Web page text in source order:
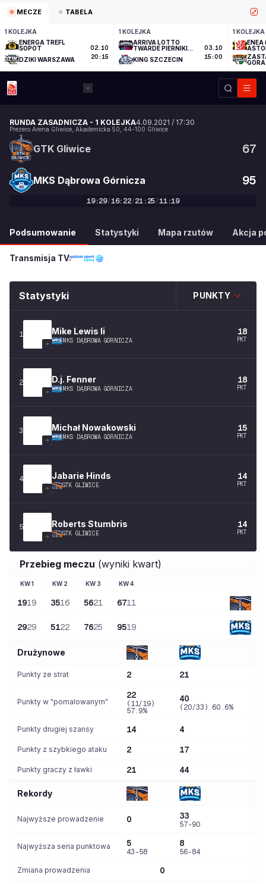
MECZE TABELA
1 KOLEJKA
ENERGA TREFL
SOPOT
DZIKI WARSZAWA
02.10
20:15
1 KOLEJKA
ARRIVA LOTTO
TWARDE PIERNIKI
KING SZCZECIN
03.10
15:00
1 KOLEJKA
ENEA
GÓRA
RUNDA ZASADNICZA - 1 KOLEJKA4.09.2021 / 17:30
Prezero Arena Gliwice Akademicka 50 44-100 Gliwice
GTK Gliwice 67
95
MKS Dąbrowa Górnicza
19:29/16: 22/21: 25/11:19
67:95
Podsumowanie Statystyki Mapa rzutów Akcja
Transmisja TV:
Statystyki PUNKTY
1 Mike Lewis Ii
MKS DĄBROWA GÓRNICZA
18
PKT
2 D.j. Fenner
MKS DĄBROWA GÓRNICZA
18
PKT
3 Michał Nowakowski
MKS DĄBROWA GÓRNICZA
15
PKT
4 Jabarie Hinds
GTK GLIWICE
14
PKT
5 Roberts Stumbris
GTK GLIWICE
14
PKT
Przebieg meczu (wyniki kwart)
KW1 KW 2 KW3 KW4
1919 3516 5621 6711
2929 5122 7625 9519
Drużynowe
Punkty ze strat 2 21
Punkty w "pomalowanym"
22
(11/19)
57.9%
40
(20/33) 60.6%
Punkty drugiej szansy 14 4
Punkty z szybkiego ataku 2 17
Punkty graczy z ławki 21 44
Rekordy
Najwyższe prowadzenie 0 33
57-90
Najwyższa seria punktowa 5
43-58
8
56-84
Zmiana prowadzenia 0